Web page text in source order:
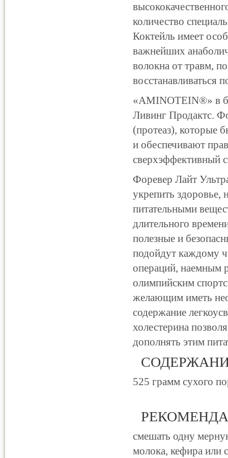
количество
Коктейль имеет
важнейших
волокна от травм,
восстанавливаться
«AMINOTEIN®» в
Ливинг Продактс.
(протеаз), которые
и обеспечивают
сверхэффективный
Форевер Лайт
укрепить здоровье,
питательными
длительного
полезные и
подойдут каждому
операций, наемным
олимпийским
желающим иметь
содержание
холестерина
дополнять этим
525 грамм сухого
смешать одну
молока, кефира или